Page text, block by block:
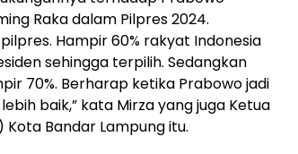
Raka dalam Pilpres 2024.
Hampir 60% rakyat Indonesia
sehingga terpilih. Sedangkan
70%. Berharap ketika Prabowo jadi
baik,” kata Mirza yang juga Ketua
Kota Bandar Lampung itu.